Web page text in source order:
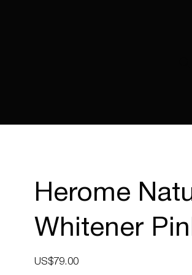
Herome
Whitener
가
격
US$79.00